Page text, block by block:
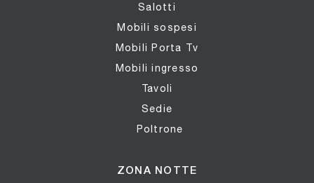
Salotti
Mobili sospesi
Mobili Porta Tv
Mobili ingresso
Tavoli
Sedie
Poltrone
ZONA NOTTE